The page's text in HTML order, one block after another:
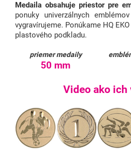
Medaila obsahuje priestor pre
ponuky univerzálnych
vygravírujeme. Ponúkame HQ
plastového podkladu.
priemer medaily
50 mm
Video ako